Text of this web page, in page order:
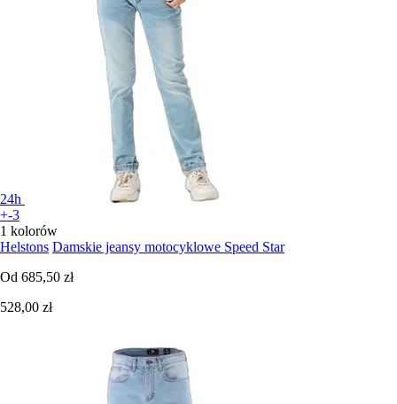
24h
+-3
1 kolorów
Helstons Damskie jeansy motocyklowe Speed Star
Od 685,50 zł
528,00 zł